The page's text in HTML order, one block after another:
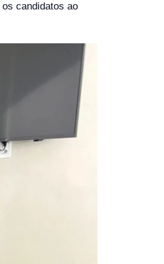
candidatos ao